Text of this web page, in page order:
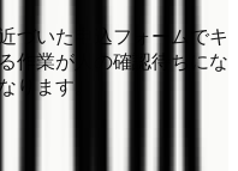
づいた申込フォームでキ
作業が人の確認待ちにな
ります。